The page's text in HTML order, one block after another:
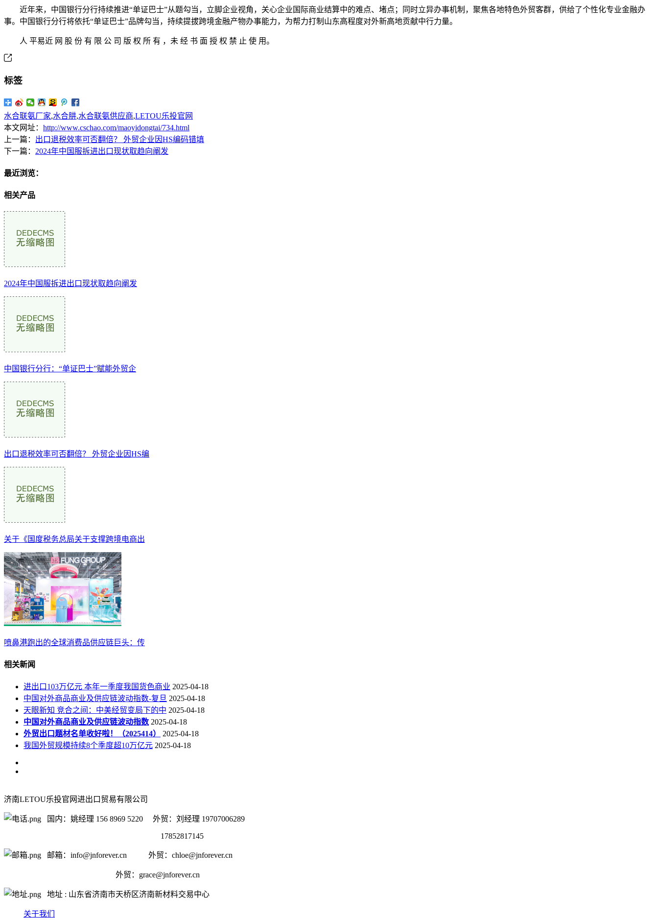
近年来，中国银行分行持续推进“单证巴士”从题勾当，立脚企业视角，关心企业国际商业结算中的难点、堵点；同时立异办事机制，聚焦各地特色外贸客群，供给了个性化专业金融办
事。中国银行分行将依托“单证巴士”品牌勾当，持续提拔跨境金融产物办事能力，为帮力打制山东高程度对外新高地贡献中行力量。
人 平易近 网 股 份 有 限 公 司 版 权 所 有 ，未 经 书 面 授 权 禁 止 使 用。
标签
水合联氨厂家,水合肼,水合联氨供应商,LETOU乐投官网
本文网址： http://www.cschao.com/maoyidongtai/734.html
上一篇： 出口退税效率可否翻倍？ 外贸企业因HS编码错填
下一篇： 2024年中国服拆进出口现状取趋向阐发
最近浏览：
相关产品
2024年中国服拆进出口现状取趋向阐发
中国银行分行：“单证巴士”赋能外贸企
出口退税效率可否翻倍？ 外贸企业因HS编
关于《国度税务总局关于支撑跨境电商出
喷鼻港跑出的全球消费品供应链巨头：传
相关新闻
进出口103万亿元 本年一季度我国货色商业 2025-04-18
中国对外商品商业及供应链波动指数-复旦 2025-04-18
天眼新知 竞合之间：中美经贸变局下的中 2025-04-18
中国对外商品商业及供应链波动指数 2025-04-18
外贸出口题材名单收好啦！（2025414）
2025-04-18
我国外贸规模持续8个季度超10万亿元 2025-04-18
济南LETOU乐投官网进出口贸易有限公司
国内：姚经理 156 8969 5220 外贸：刘经理 19707006289
17852817145
邮箱：info@jnforever.cn 外贸：chloe@jnforever.cn
外贸： grace@jnforever.cn
地址 : 山东省济南市天桥区济南新材料交易中心
关于我们